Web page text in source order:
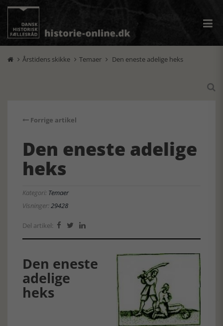
 Årstidens skikke  Temaer  Den eneste adelige heks

Forrige artikel
Den eneste adelige
heks
Kategori: Temaer
Visninger:29428
Del artikel:   
Den eneste
adelige
heks